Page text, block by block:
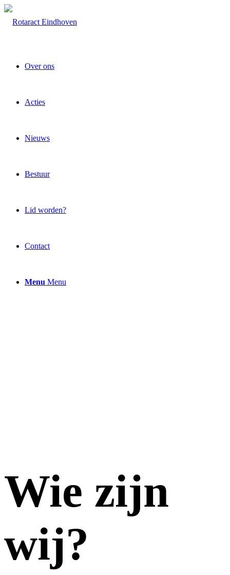
Over ons
Acties
Nieuws
Bestuur
Lid worden?
Contact
Menu Menu
Wie zijn
wij?